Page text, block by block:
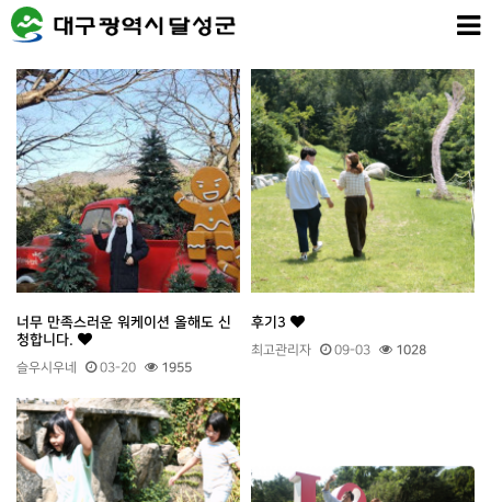
너무 만족스러운 워케이션 올해도 신
청합니다.
슬우시우네 03-20 1955
후기3
최고관리자 09-03 1028